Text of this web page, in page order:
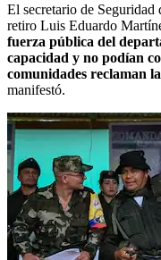
El secretario de
retiro Luis Eduardo
fuerza pública del
capacidad y no podían
comunidades reclaman
manifestó.